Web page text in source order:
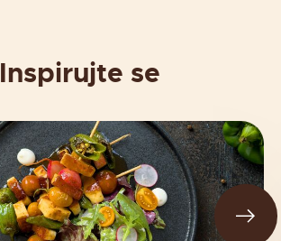
Inspirujte se